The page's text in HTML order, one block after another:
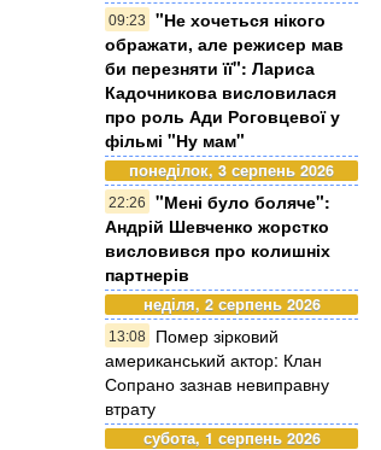
09:23
"Не хочеться нікого
ображати, але режисер мав
би перезняти її": Лариса
Кадочникова висловилася
про роль Ади Роговцевої у
фільмі "Ну мам"
понеділок, 3 серпень 2026
22:26
"Мені було боляче":
Андрій Шевченко жорстко
висловився про колишніх
партнерів
неділя, 2 серпень 2026
13:08
Помер зірковий
американський актор: Клан
Сопрано зазнав невиправну
втрату
субота, 1 серпень 2026